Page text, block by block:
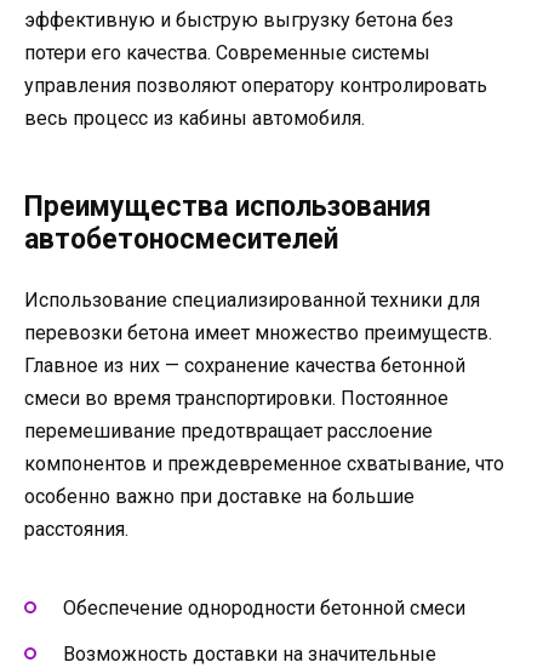
эффективную и быструю выгрузку бетона без
потери его качества. Современные системы
управления позволяют оператору контролировать
весь процесс из кабины автомобиля.
Преимущества использования
автобетоносмесителей
Использование специализированной техники для
перевозки бетона имеет множество преимуществ.
Главное из них — сохранение качества бетонной
смеси во время транспортировки. Постоянное
перемешивание предотвращает расслоение
компонентов и преждевременное схватывание, что
особенно важно при доставке на большие
расстояния.
Обеспечение однородности бетонной смеси
Возможность доставки на значительные